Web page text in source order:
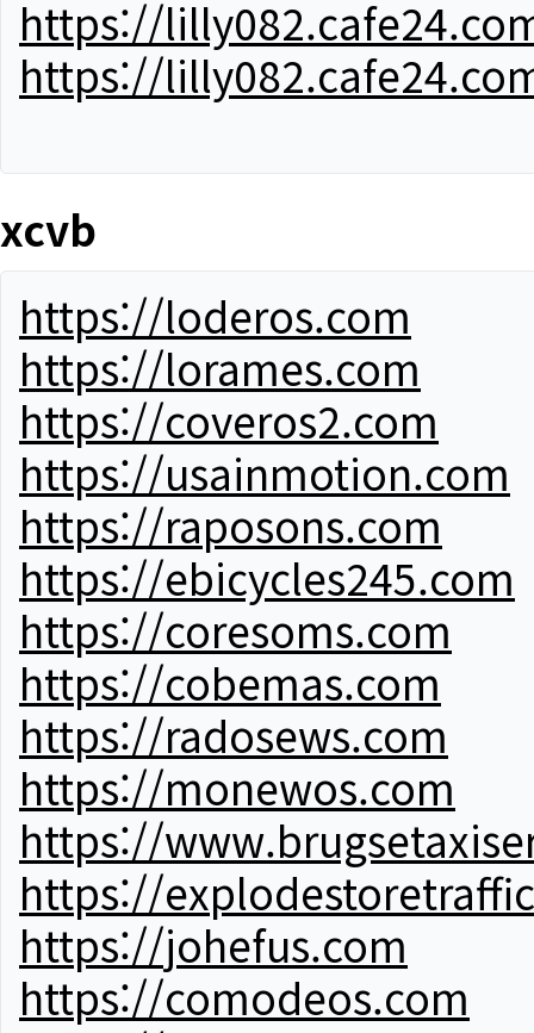
https://
https://
xcvb
https://loderos.com
https://lorames.com
https://coveros2.com
https://usainmotion.com
https://raposons.com
https://ebicycles245.com
https://coresoms.com
https://cobemas.com
https://radosews.com
https://monewos.com
https://
https://
https://johefus.com
https://comodeos.com